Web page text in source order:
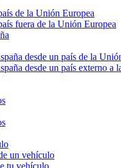
de la Unión Europea
fuera de la Unión Europea
desde un país de la
desde un país externo a
un vehículo